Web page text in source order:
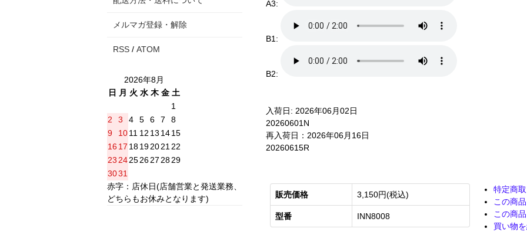
A3:
B1:
B2:
入荷日: 2026年06月02日
20260601N
再入荷日：2026年06月16日
20260615R
販売価格 3,150円(税込)
型番 INN8008
特定商
この商
この商
買い物
メルマガ登録・解除
RSS / ATOM
2026年8月
日
月 火 水 木 金 土
1
2
3 4 5 6 7
8
9
1011 12 13 1415
16 17 18192021 22
23 24252627 2829
3031
赤字：店休日(店舗営業と発送業務、
どちらもお休みとなります)